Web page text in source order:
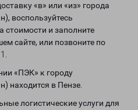
«в» или «из» города
воспользуйтесь
стоимости и заполните
сайте, или позвоните по
«ПЭК» к городу
находится в Пензе.
логистические услуги для